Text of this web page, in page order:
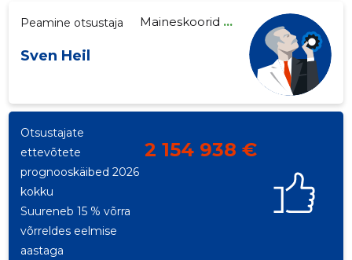
Peamine otsustaja
Sven Heil
Maineskoorid ...
Otsustajate
ettevõtete
prognooskäibed 2026
kokku
2 154 938 €
Suureneb 15 % võrra
võrreldes eelmise
aastaga